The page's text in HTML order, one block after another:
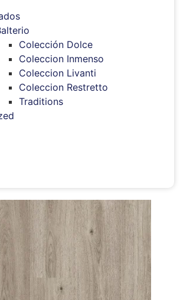
Colección Dolce
Coleccion Inmenso
Coleccion Livanti
Coleccion Restretto
Traditions